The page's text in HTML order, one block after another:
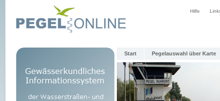
Hilfe
Start Pegelauswahl über Karte